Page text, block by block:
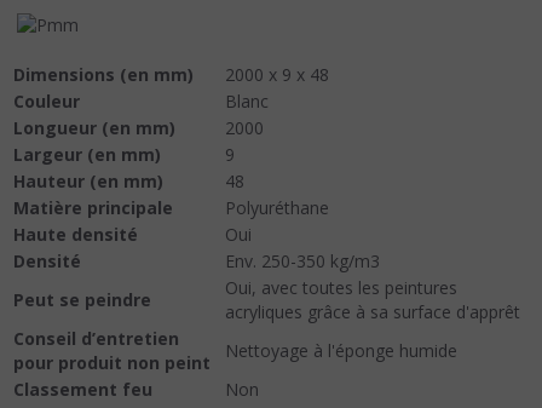
Dimensions (en mm)
2000 x 9 x 48
Couleur
Blanc
Longueur (en mm)
2000
Largeur (en mm)
9
Hauteur (en mm)
48
Matière principale
Polyuréthane
Haute densité
Oui
Densité
Env. 250-350 kg/m3
Peut se peindre
Oui, avec toutes les peintures
acryliques grâce à sa surface d'apprêt
Conseil d’entretien
pour produit non peint
Nettoyage à l'éponge humide
Classement feu
Non